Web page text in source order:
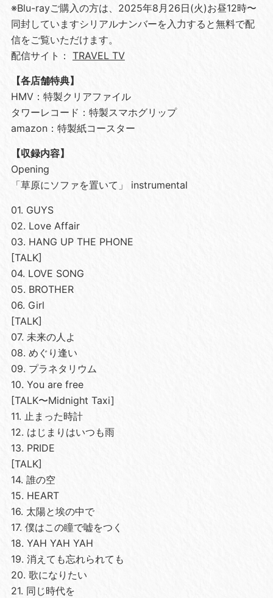
※Blu-rayご購入の方は、2025年8⽉26⽇(火)お昼12時〜
同封していますシリアルナンバーを入力すると無料で配
信をご覧いただけます。
配信サイト： TRAVEL TV
【各店舗特典】
HMV：特製クリアファイル
タワーレコード：特製スマホグリップ
amazon：特製紙コースター
【収録内容】
Opening
「草原にソファを置いて」 instrumental
01. GUYS
02. Love Affair
03. HANG UP THE PHONE
[TALK]
04. LOVE SONG
05. BROTHER
06. Girl
[TALK]
07. 未来の人よ
08. めぐり逢い
09. プラネタリウム
10. You are free
[TALK〜Midnight Taxi]
11. 止まった時計
12. はじまりはいつも雨
13. PRIDE
[TALK]
14. 誰の空
15. HEART
16. 太陽と埃の中で
17. 僕はこの瞳で嘘をつく
18. YAH YAH YAH
19. 消えても忘れられても
20. 歌になりたい
21. 同じ時代を